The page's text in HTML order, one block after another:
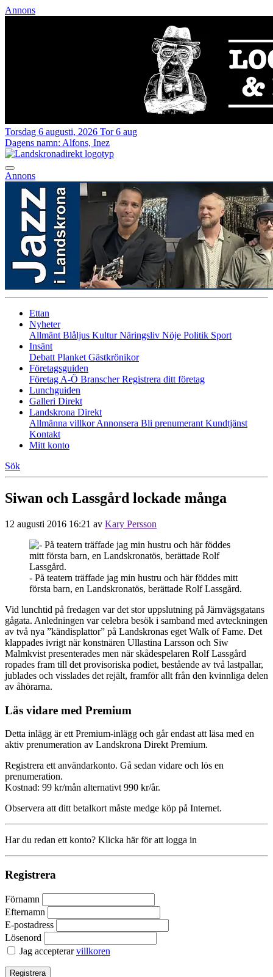
Annons
Torsdag 6 augusti, 2026 Tor 6 aug
Dagens namn: Alfons, Inez
Annons
Ettan
Nyheter
Allmänt Blåljus KulturNäringsliv Nöje Politik Sport
Insänt
Debatt Planket Gästkrönikor
Företagsguiden
Företag A-Ö BranscherRegistrera ditt företag
Lunchguiden
Galleri Direkt
Landskrona Direkt
Allmänna villkorAnnonsera Bli prenumerant Kundtjänst
Kontakt
Mitt konto
Sök
Siwan och Lassgård lockade många
12 augusti 2016 16:21 av Kary Persson
- På teatern träffade jag min hustru och här föddes mitt
första barn, en Landskronatös, berättade Rolf Lassgård.
Vid lunchtid på fredagen var det stor uppslutning på Järnvägsgatans
gågata. Anledningen var celebra besök i samband med avteckningen
av två nya ”kändisplattor” på Landskronas eget Walk of Fame. Det
klappades ivrigt när konstnären Ullastina Larsson och Siw
Malmkvist presenterades men när skådespelaren Rolf Lassgård
ropades fram till det provisoriska podiet, bestående av två lastpallar,
jublades och visslades det rejält, framför allt från den kvinnliga delen
av åhörarna.
Läs vidare med Premium
Detta inlägg är ett Premium-inlägg och går endast att läsa med en
aktiv prenumeration av Landskrona Direkt Premium.
Registrera ett användarkonto. Gå sedan vidare och lös en
prenumeration.
Kostnad: 99 kr/mån alternativt 990 kr/år.
Observera att ditt betalkort måste medge köp på Internet.
Har du redan ett konto? Klicka här för att logga in
Registrera
Förnamn
Efternamn
E-postadress
Lösenord
Jag accepterarvillkoren